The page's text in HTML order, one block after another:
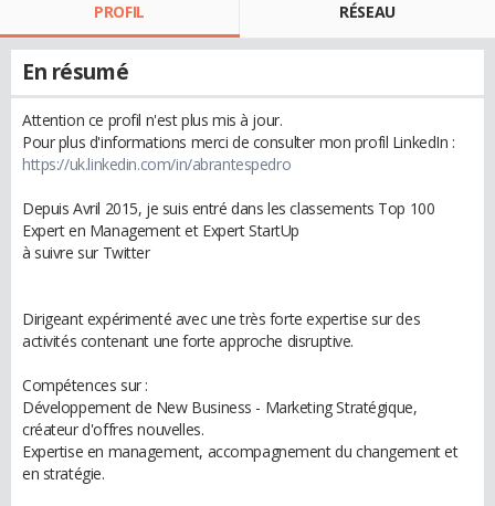
PROFIL RÉSEAU
En résumé
Attention ce profil n'est plus mis à jour.
Pour plus d'informations merci de consulter mon profil LinkedIn :
https://uk.linkedin.com/in/abrantespedro
Depuis Avril 2015, je suis entré dans les classements Top 100
Expert en Management et Expert StartUp
à suivre sur Twitter
Dirigeant expérimenté avec une très forte expertise sur des
activités contenant une forte approche disruptive.
Compétences sur :
Développement de New Business - Marketing Stratégique,
créateur d'offres nouvelles.
Expertise en management, accompagnement du changement et
en stratégie.